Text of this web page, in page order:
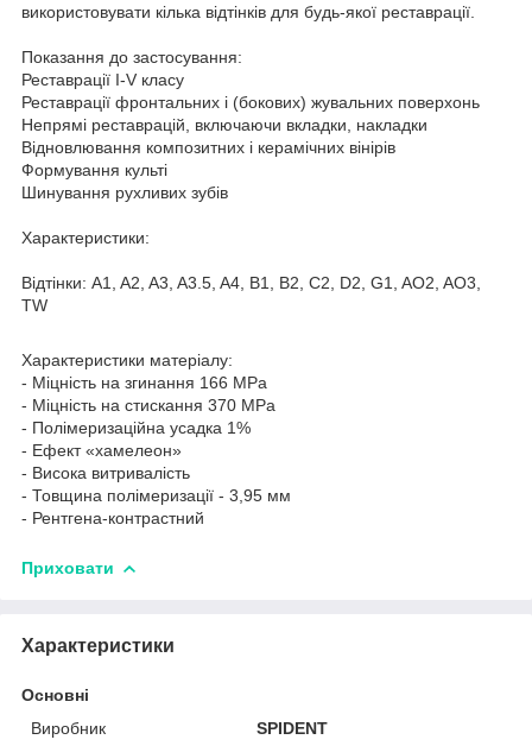
використовувати кілька відтінків для будь-якої реставрації.
Показання до застосування:
Реставрації I-V класу
Реставрації фронтальних і (бокових) жувальних поверхонь
Непрямі реставрацій, включаючи вкладки, накладки
Відновлювання композитних і керамічних вінірів
Формування культі
Шинування рухливих зубів
Характеристики:
Відтінки: A1, A2, A3, A3.5, A4, B1, B2, C2, D2, G1, AO2, AO3,
TW
Характеристики матеріалу:
- Міцність на згинання 166 МРа
- Міцність на стискання 370 МРа
- Полімеризаційна усадка 1%
- Ефект «хамелеон»
- Висока витривалість
- Товщина полімеризації - 3,95 мм
- Рентгена-контрастний
Приховати
Характеристики
Основні
Виробник
SPIDENT